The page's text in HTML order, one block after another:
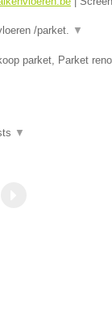
/parket. ▼
parket, Parket
▼